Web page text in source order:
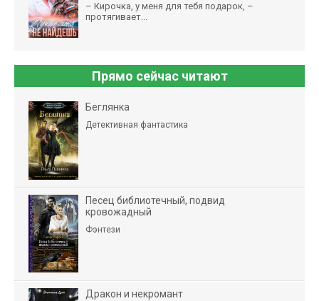
– Кирочка, у меня для тебя подарок, –
протягивает...
Прямо сейчас читают
Беглянка
Детективная фантастика
Песец библиотечный, подвид
кровожадный
Фэнтези
Дракон и некромант